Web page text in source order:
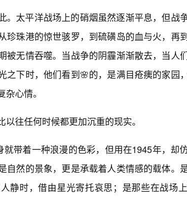
。太平洋战场上的硝烟虽然逐渐平息，但战
珍珠港的惊世骇罗，到硫磺岛的血与火，再
被无情吞噬。当战争的阴霾渐渐散去，当人
之下时，他们看到🌸的，是满目疮痍的家园
心情。
往任何时候都更加沉重的现实。
就带着一种浪漫的色彩，但用在1945年，却
自然的景象，更是承载着人类情感的载体。
静时，借由星光寄托哀思；是那些在战场